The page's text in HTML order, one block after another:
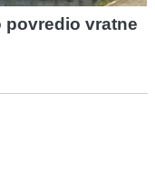
povredio vratne